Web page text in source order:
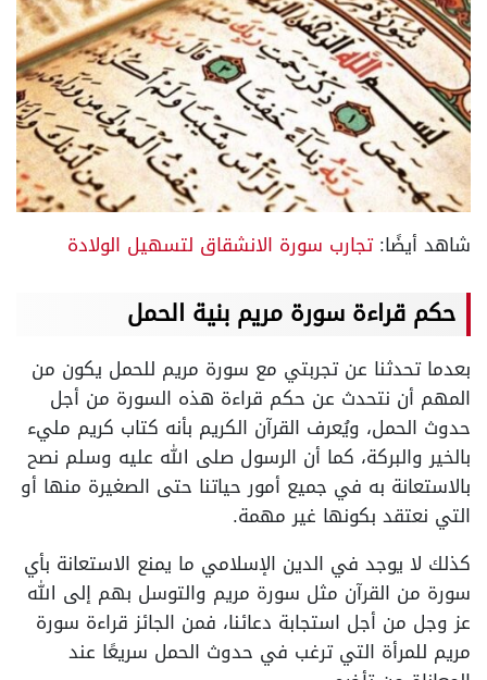
شاهد أيضًا:تجارب سورة الانشقاق لتسهيل الولادة
حكم قراءة سورة مريم بنية الحمل
بعدما تحدثنا عن تجربتي مع سورة مريم للحمل يكون من
المهم أن نتحدث عن حكم قراءة هذه السورة من أجل
حدوث الحمل، ويُعرف القرآن الكريم بأنه كتاب كريم مليء
بالخير والبركة، كما أن الرسول صلى الله عليه وسلم نصح
بالاستعانة به في جميع أمور حياتنا حتى الصغيرة منها أو
التي نعتقد بكونها غير مهمة.
كذلك لا يوجد في الدين الإسلامي ما يمنع الاستعانة بأي
سورة من القرآن مثل سورة مريم والتوسل بهم إلى الله
عز وجل من أجل استجابة دعائنا، فمن الجائز قراءة سورة
مريم للمرأة التي ترغب في حدوث الحمل سريعًا عند